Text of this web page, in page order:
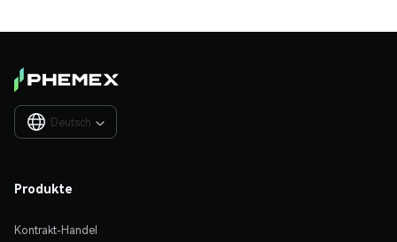
Deutsch 
Produkte
Kontrakt-Handel